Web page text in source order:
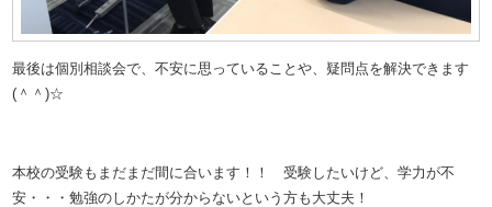
最後は個別相談会で、不安に思っていることや、疑問点を解決できます
(＾＾)☆
本校の受験もまだまだ間に合います！！ 受験したいけど、学力が不
安・・・勉強のしかたが分からないという方も大丈夫！